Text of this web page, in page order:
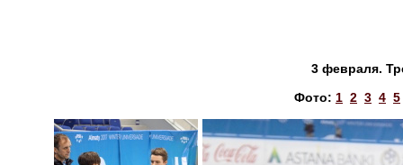
3 февраля.
Фото: 1 2 3 4 5